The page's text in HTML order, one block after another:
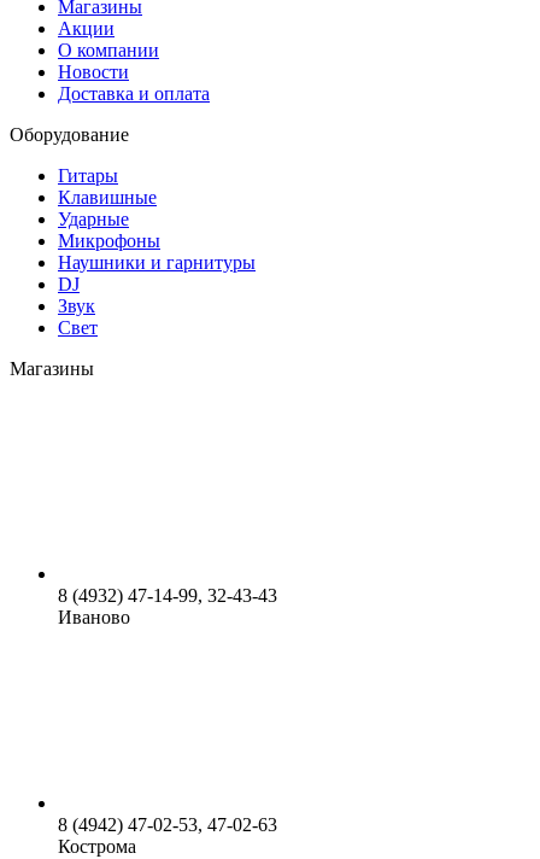
Магазины
Акции
О компании
Новости
Доставка и оплата
Оборудование
Гитары
Клавишные
Ударные
Микрофоны
Наушники и гарнитуры
DJ
Звук
Свет
Магазины
8 (4932) 47-14-99, 32-43-43
Иваново
8 (4942) 47-02-53, 47-02-63
Кострома